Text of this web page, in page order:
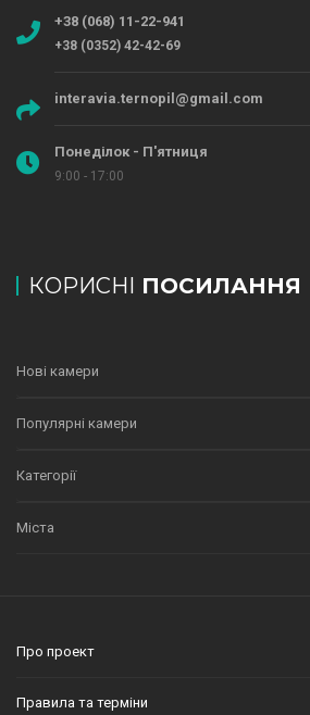
+38 (068) 11-22-941
+38 (0352) 42-42-69
interavia.ternopil@gmail.com
Понеділок - П'ятниця
9:00 - 17:00
КОРИСНІ ПОСИЛАННЯ
Нові камери
Популярні камери
Категорії
Міста
Про проект
Правила та терміни